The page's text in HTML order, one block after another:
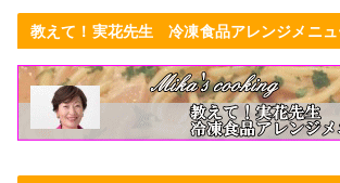
教えて！実花先生 冷凍食品アレンジメニ